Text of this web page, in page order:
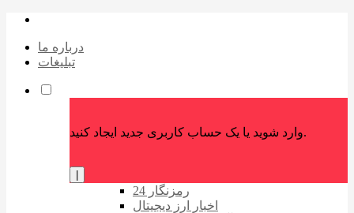
درباره ما
تبلیغات
وارد شوید یا یک حساب کاربری جدید ایجاد کنید.
رمزنگار 24
اخبار ارز دیجیتال